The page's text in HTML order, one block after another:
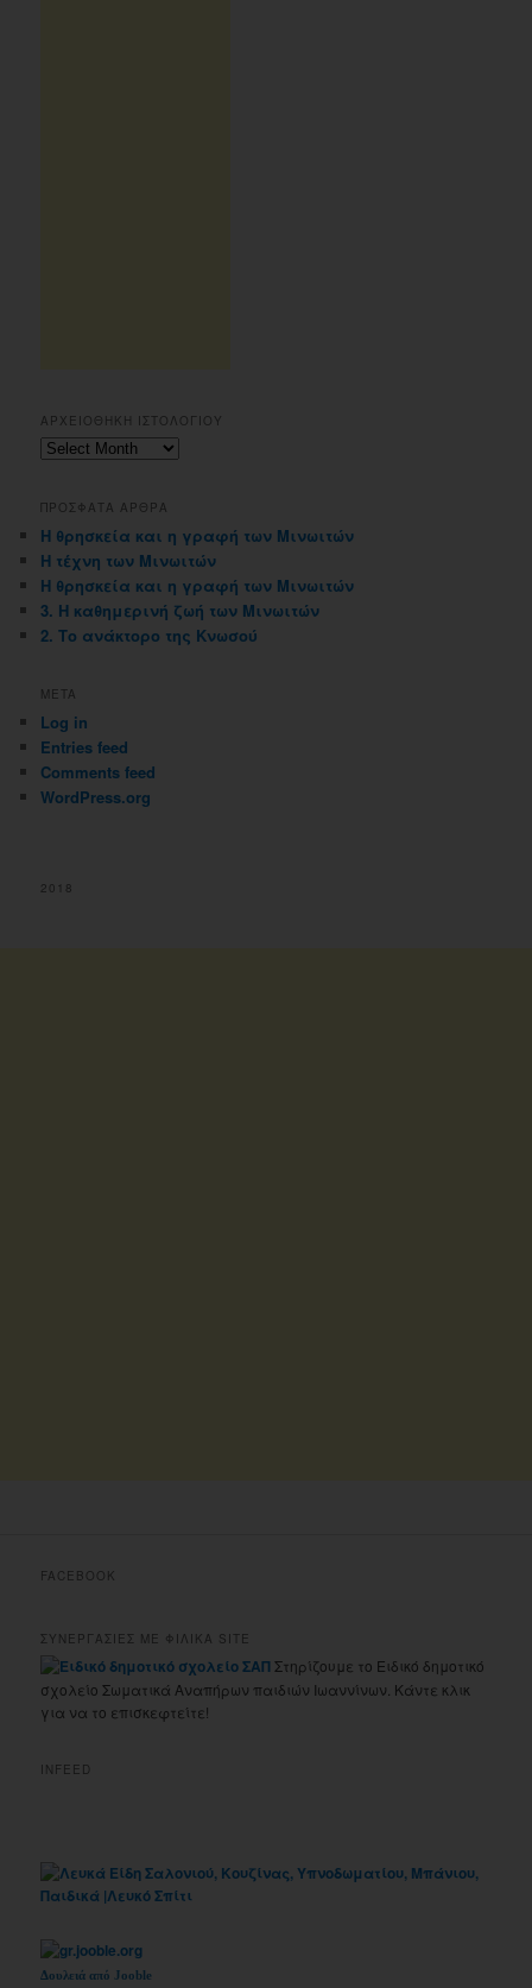
ΑΡΧΕΙΟΘΗΚΗ ΙΣΤΟΛΟΓΙΟΥ
Αρχειοθηκη
ΠΡΟΣΦΑΤΑ ΑΡΘΡΑ
Η θρησκεία και η γραφή των Μινωιτών
Η τέχνη των Μινωιτών
Η θρησκεία και η γραφή των Μινωιτών
3. Η καθημερινή ζωή των Μινωιτών
2. Το ανάκτορο της Κνωσού
META
Log in
Entries feed
Comments feed
WordPress.org
2018
FACEBOOK
ΣΥΝΕΡΓΑΣΙΕΣ ΜΕ ΦΙΛΙΚΑ SITE
Στηρίζουμε το Ειδικό δημοτικό
σχολείο Σωματικά Αναπήρων παιδιών Ιωαννίνων. Κάντε κλικ
για να το επισκεφτείτε!
INFEED
Δουλειά από Jooble